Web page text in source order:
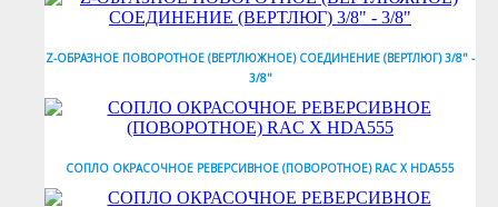
Z-ОБРАЗНОЕ ПОВОРОТНОЕ (ВЕРТЛЮЖНОЕ) СОЕДИНЕНИЕ (ВЕРТЛЮГ) 3/8" -
3/8"
СОПЛО ОКРАСОЧНОЕ РЕВЕРСИВНОЕ (ПОВОРОТНОЕ) RAC X HDA555